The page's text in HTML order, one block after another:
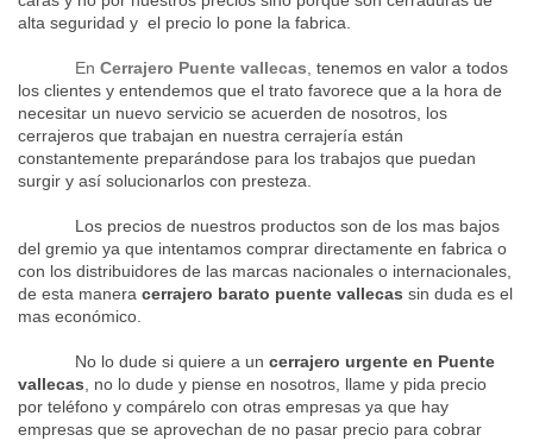
alta seguridad y el precio lo pone la fabrica.
En Cerrajero Puente vallecas, tenemos en valor a todos
los clientes y entendemos que el trato favorece que a la hora de
necesitar un nuevo servicio se acuerden de nosotros, los
cerrajeros que trabajan en nuestra cerrajería están
constantemente preparándose para los trabajos que puedan
surgir y así solucionarlos con presteza.
Los precios de nuestros productos son de los mas bajos
del gremio ya que intentamos comprar directamente en fabrica o
con los distribuidores de las marcas nacionales o internacionales,
de esta manera cerrajero barato puente vallecas sin duda es el
mas económico.
No lo dude si quiere a un cerrajero urgente en Puente
vallecas, no lo dude y piense en nosotros, llame y pida precio
por teléfono y compárelo con otras empresas ya que hay
empresas que se aprovechan de no pasar precio para cobrar